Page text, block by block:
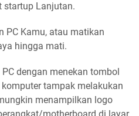
startup Lanjutan.
PC Kamu, atau matikan
hingga mati.
dengan menekan tombol
tampak melakukan
menampilkan logo